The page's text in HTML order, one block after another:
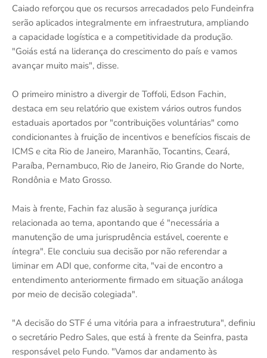
Caiado reforçou que os recursos arrecadados pelo Fundeinfra
serão aplicados integralmente em infraestrutura, ampliando
a capacidade logística e a competitividade da produção.
"Goiás está na liderança do crescimento do país e vamos
avançar muito mais", disse.
O primeiro ministro a divergir de Toffoli, Edson Fachin,
destaca em seu relatório que existem vários outros fundos
estaduais aportados por "contribuições voluntárias" como
condicionantes à fruição de incentivos e benefícios fiscais de
ICMS e cita Rio de Janeiro, Maranhão, Tocantins, Ceará,
Paraíba, Pernambuco, Rio de Janeiro, Rio Grande do Norte,
Rondônia e Mato Grosso.
Mais à frente, Fachin faz alusão à segurança jurídica
relacionada ao tema, apontando que é "necessária a
manutenção de uma jurisprudência estável, coerente e
íntegra". Ele concluiu sua decisão por não referendar a
liminar em ADI que, conforme cita, "vai de encontro a
entendimento anteriormente firmado em situação análoga
por meio de decisão colegiada".
"A decisão do STF é uma vitória para a infraestrutura", definiu
o secretário Pedro Sales, que está à frente da Seinfra, pasta
responsável pelo Fundo. "Vamos dar andamento às